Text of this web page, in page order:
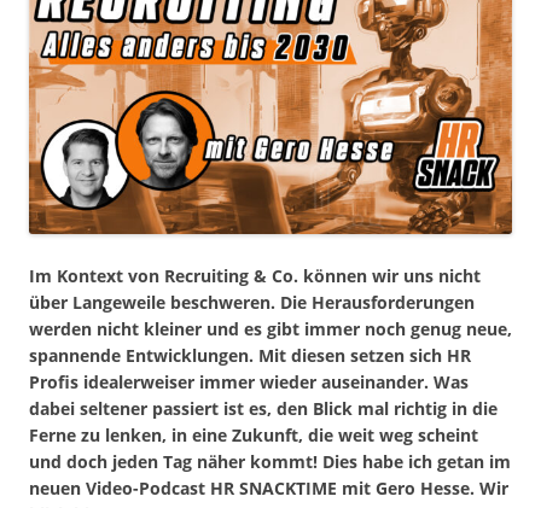
Im Kontext von Recruiting & Co. können wir uns nicht
über Langeweile beschweren. Die Herausforderungen
werden nicht kleiner und es gibt immer noch genug neue,
spannende Entwicklungen. Mit diesen setzen sich HR
Profis idealerweiser immer wieder auseinander. Was
dabei seltener passiert ist es, den Blick mal richtig in die
Ferne zu lenken, in eine Zukunft, die weit weg scheint
und doch jeden Tag näher kommt! Dies habe ich getan im
neuen Video-Podcast HR SNACKTIME mit Gero Hesse. Wir